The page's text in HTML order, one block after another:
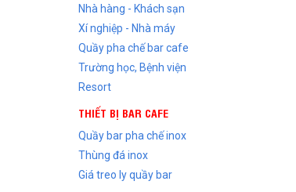
Nhà hàng - Khách sạn
Xí nghiệp - Nhà máy
Quầy pha chế bar cafe
Trường học, Bệnh viện
Resort
THIẾT BỊ BAR CAFE
Quầy bar pha chế inox
Thùng đá inox
Giá treo ly quầy bar